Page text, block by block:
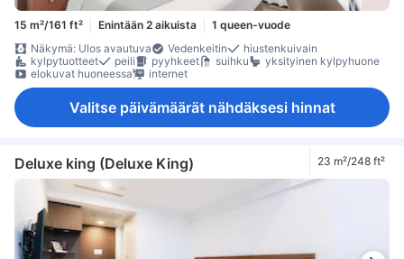
15 m²/161 ft² Enintään 2 aikuista
1 queen-vuode
Näkymä: Ulos avautuva
Vedenkeitin
hiustenkuivain
kylpytuotteet
peili pyyhkeet suihku
yksityinen kylpyhuone
elokuvat huoneessa
internet
Valitse päivämäärät nähdäksesi hinnat
Deluxe king (Deluxe King) 23 m²/248 ft²